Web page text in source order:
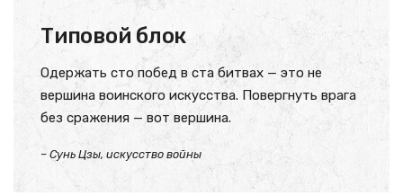
Типовой блок
Одержать сто побед в ста битвах — это не
вершина воинского искусства. Повергнуть врага
без сражения — вот вершина.
– Сунь Цзы, искусство войны